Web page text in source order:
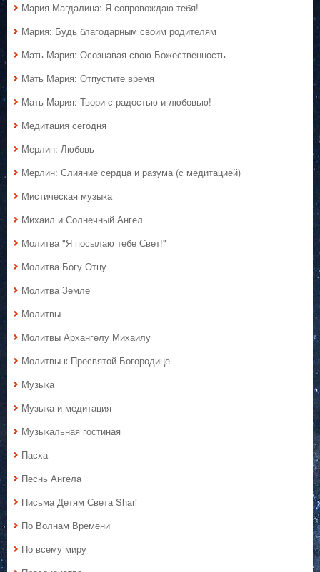
Мария Магдалина: Я сопровождаю тебя!
Мария: Будь благодарным своим родителям
Мать Мария: Осознавая свою Божественность
Мать Мария: Отпустите время
Мать Мария: Твори с радостью и любовью!
Медитация сегодня
Мерлин: Любовь
Мерлин: Слияние сердца и разума (с медитацией)
Мистическая музыка
Михаил и Солнечный Ангел
Молитва "Я посылаю тебе Свет!"
Молитва Богу Отцу
Молитва Земле
Молитвы
Молитвы Архангелу Михаилу
Молитвы к Пресвятой Богородице
Музыка
Музыка и медитация
Музыкальная гостиная
Пасха
Песнь Ангела
Письма Детям Света Shari
По Волнам Времени
По всему миру